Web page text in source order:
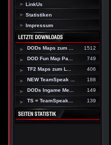
LinkUs
Statistiken
Impressum
DODs Maps zum ...
1512
DOD Fun Map Pa...
749
TF2 Maps zum L...
406
NEW TeamSpeak ...
188
DODs Ingame Me...
149
TS = TeamSpeak...
139